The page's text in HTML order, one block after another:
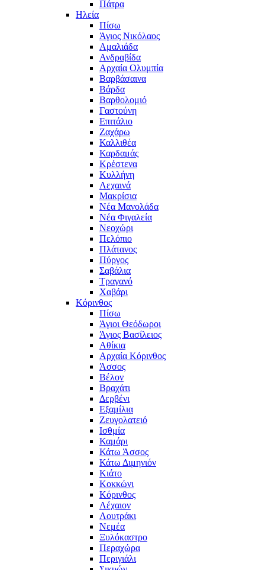
Πάτρα
Ηλεία
Πίσω
Άγιος Νικόλαος
Αμαλιάδα
Ανδραβίδα
Αρχαία Ολυμπία
Βαρβάσαινα
Βάρδα
Βαρθολομιό
Γαστούνη
Επιτάλιο
Ζαχάρω
Καλλιθέα
Καρδαμάς
Κρέστενα
Κυλλήνη
Λεχαινά
Μακρίσια
Νέα Μανολάδα
Νέα Φιγαλεία
Νεοχώρι
Πελόπιο
Πλάτανος
Πύργος
Σαβάλια
Τραγανό
Χαβάρι
Κόρινθος
Πίσω
Άγιοι Θεόδωροι
Άγιος Βασίλειος
Αθίκια
Αρχαία Κόρινθος
Άσσος
Βέλον
Βραχάτι
Δερβένι
Εξαμίλια
Ζευγολατειό
Ισθμία
Καμάρι
Κάτω Άσσος
Κάτω Διμηνιόν
Κιάτο
Κοκκώνι
Κόρινθος
Λέχαιον
Λουτράκι
Νεμέα
Ξυλόκαστρο
Περαχώρα
Περιγιάλι